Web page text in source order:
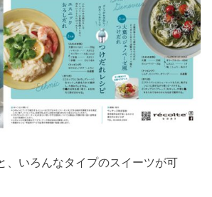
、いろんなタイプのスイーツが可